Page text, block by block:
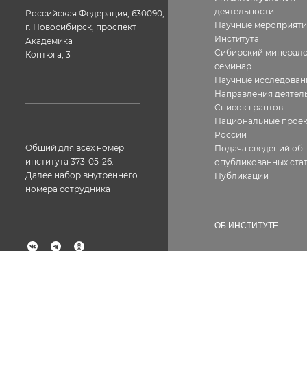
Российская Федерация, 630090,
г. Новосибирск, проспект
Академика
Коптюга, 3
Общий для всех номер
института 373-05-26.
Далее набор внутреннего
номера сотрудника
деятельности
Научные
Института
Сибирский
семинар
Научные
Направления
Список грантов
Национальные
России
Подача сведений об
опубликованных
Публикации
ОБ ИНСТИТУТЕ